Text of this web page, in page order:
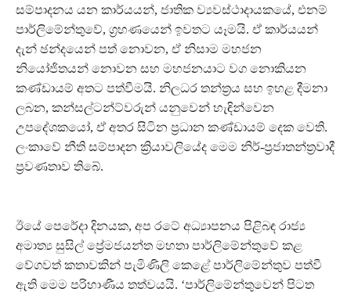
සම්පාදනය යන කාර්යයන්, ජාතික ව්‍යවස්ථාදායකයේ, එනම්
පාර්ලිමේන්තුවේ, ග්‍රහණයෙන් ඉවතට යෑමයි. ඒ කාර්යයන්
දැන් ඡන්දයෙන් පත් නොවන, ඒ නිසාම මහජන
නියෝජිතයන් නොවන සහ මහජනයාට වග නොකියන
කණ්ඩායම් අතට පත්වීමයි. නිලධර තන්ත්‍රය සහ ඉහළ දීමනා
ලබන, කන්සල්ටන්ට්වරුන් යනුවෙන් හැඳින්වෙන
උපදේශකයෝ, ඒ අතර සිටින ප්‍රධාන කණ්ඩායම් දෙක වෙති.
ලංකාවේ නීති සම්පාදන ක්‍රියාවලියේද මෙම නිර්-ප්‍රජාතන්ත්‍රවාදී
ප්‍රවණතාව තිබේ.
ඊයේ පෙරේදා දිනයක, අප රටේ අධ්‍යාපනය පිළිබඳ රාජ්‍ය
අමාත්‍ය සුසිල් ප්‍රේමජයන්ත මහතා පාර්ලිමේන්තුවේ කළ
වේගවත් කතාවකින් පැමිණිලි කෙළේ පාර්ලිමේන්තුව පත්වී
ඇති මෙම පරිහාණීය තත්වයයි. ‘පාර්ලිමේන්තුවෙන් පිටත